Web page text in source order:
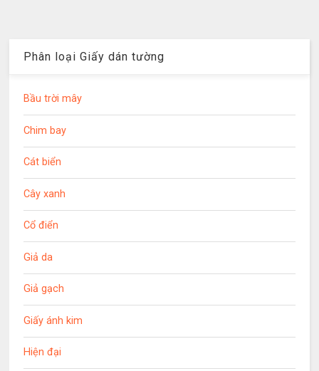
Phân loại Giấy dán tường
Bầu trời mây
Chim bay
Cát biển
Cây xanh
Cổ điển
Giả da
Giả gạch
Giấy ánh kim
Hiện đại